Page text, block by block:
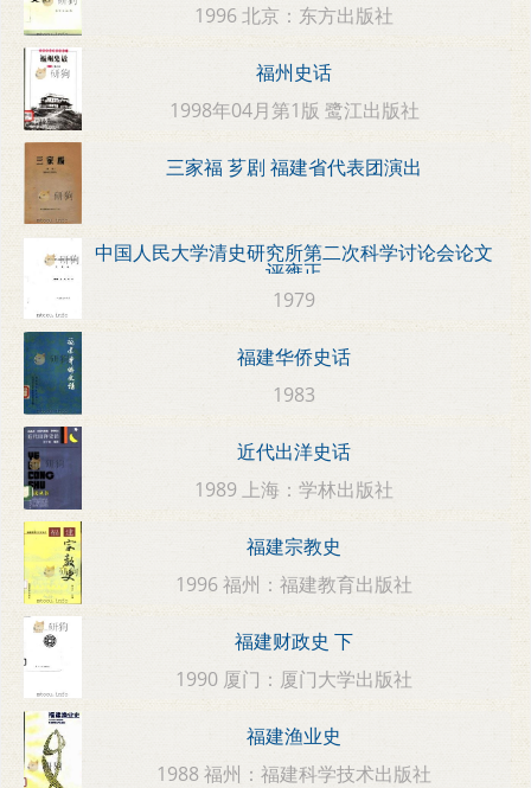
1996 北京：东方出版社
福州史话
1998年04月第1版 鹭江出版社
三家福 芗剧 福建省代表团演出
中国人民大学清史研究所第二次科学讨论会论文
评雍正
1979
福建华侨史话
1983
近代出洋史话
1989 上海：学林出版社
福建宗教史
1996 福州：福建教育出版社
福建财政史 下
1990 厦门：厦门大学出版社
福建渔业史
1988 福州：福建科学技术出版社